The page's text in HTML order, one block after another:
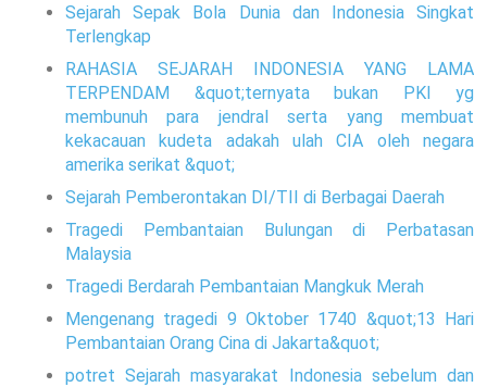
Sejarah Sepak Bola Dunia dan Indonesia Singkat
Terlengkap
RAHASIA SEJARAH INDONESIA YANG LAMA
TERPENDAM &quot;ternyata bukan PKI yg
membunuh para jendral serta yang membuat
kekacauan kudeta adakah ulah CIA oleh negara
amerika serikat &quot;
Sejarah Pemberontakan DI/TII di Berbagai Daerah
Tragedi Pembantaian Bulungan di Perbatasan
Malaysia
Tragedi Berdarah Pembantaian Mangkuk Merah
Mengenang tragedi 9 Oktober 1740 &quot;13 Hari
Pembantaian Orang Cina di Jakarta&quot;
potret Sejarah masyarakat Indonesia sebelum dan